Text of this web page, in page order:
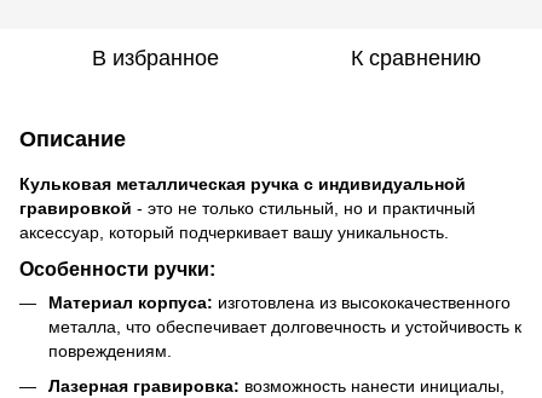
В избранное К сравнению
Описание
Кульковая металлическая ручка с индивидуальной
гравировкой - это не только стильный, но и практичный
аксессуар, который подчеркивает вашу уникальность.
Особенности ручки:
Материал корпуса: изготовлена из высококачественного
металла, что обеспечивает долговечность и устойчивость к
повреждениям.
Лазерная гравировка: возможность нанести инициалы,